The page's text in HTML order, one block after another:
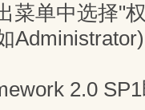
菜单中选择"
2.0